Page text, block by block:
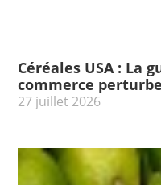
Céréales USA : La
commerce
27 juillet 2026